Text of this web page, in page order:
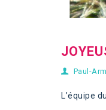
Paul-
L’équipe